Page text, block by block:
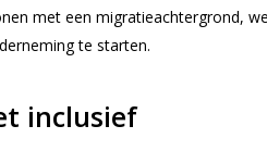
met een migratieachtergrond,
te starten.
inclusief